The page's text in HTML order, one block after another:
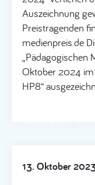
Auszeichnung
Preistragenden
medienpreis.de
„Pädagogischen
Oktober 2024
HP8“
13. Oktober